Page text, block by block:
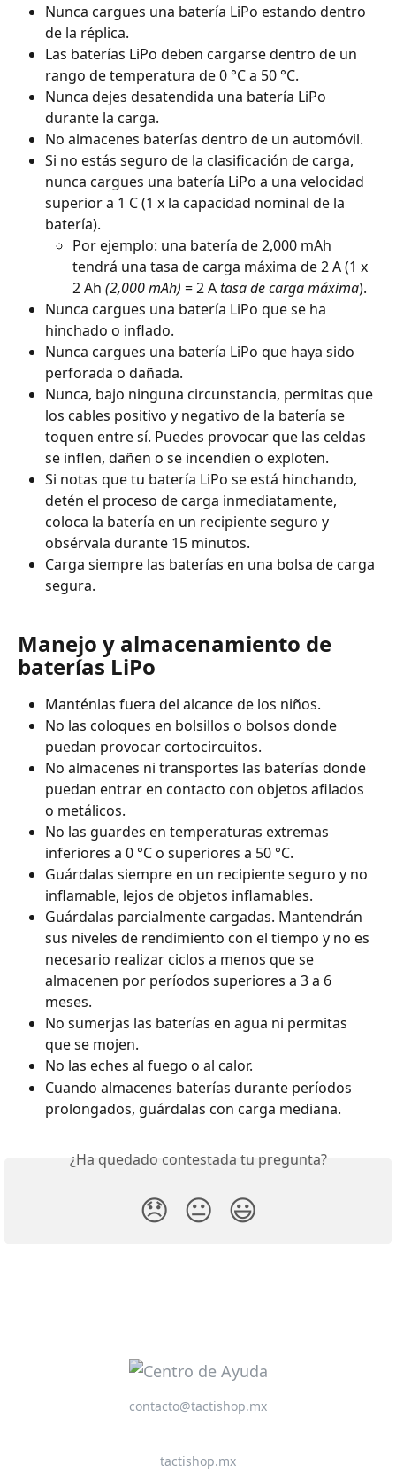
Nunca cargues una batería LiPo estando dentro
de la réplica.
Las baterías LiPo deben cargarse dentro de un
rango de temperatura de 0 °C a 50 °C.
Nunca dejes desatendida una batería LiPo
durante la carga.
No almacenes baterías dentro de un automóvil.
Si no estás seguro de la clasificación de carga,
nunca cargues una batería LiPo a una velocidad
superior a 1 C (1 x la capacidad nominal de la
batería).
Por ejemplo: una batería de 2,000 mAh
tendrá una tasa de carga máxima de 2 A (1 x
2 Ah (2,000 mAh) = 2 A tasa de carga máxima).
Nunca cargues una batería LiPo que se ha
hinchado o inflado.
Nunca cargues una batería LiPo que haya sido
perforada o dañada.
Nunca, bajo ninguna circunstancia, permitas que
los cables positivo y negativo de la batería se
toquen entre sí. Puedes provocar que las celdas
se inflen, dañen o se incendien o exploten.
Si notas que tu batería LiPo se está hinchando,
detén el proceso de carga inmediatamente,
coloca la batería en un recipiente seguro y
obsérvala durante 15 minutos.
Carga siempre las baterías en una bolsa de carga
segura.
Manejo y almacenamiento de
baterías LiPo
Manténlas fuera del alcance de los niños.
No las coloques en bolsillos o bolsos donde
puedan provocar cortocircuitos.
No almacenes ni transportes las baterías donde
puedan entrar en contacto con objetos afilados
o metálicos.
No las guardes en temperaturas extremas
inferiores a 0 °C o superiores a 50 °C.
Guárdalas siempre en un recipiente seguro y no
inflamable, lejos de objetos inflamables.
Guárdalas parcialmente cargadas. Mantendrán
sus niveles de rendimiento con el tiempo y no es
necesario realizar ciclos a menos que se
almacenen por períodos superiores a 3 a 6
meses.
No sumerjas las baterías en agua ni permitas
que se mojen.
No las eches al fuego o al calor.
Cuando almacenes baterías durante períodos
prolongados, guárdalas con carga mediana.
¿Ha quedado contestada tu pregunta?
😞 😐 😃
contacto@tactishop.mx
tactishop.mx